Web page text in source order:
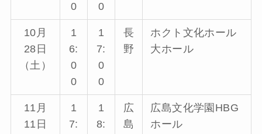
0
0
10月
28日
（土）
1
6:
0
0
1
7:
0
0
長
野
ホクト文化ホール
大ホール
11月
11日
1
7:
1
8:
広
島
広島文化学園HBG
ホール